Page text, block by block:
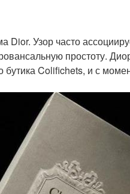
Узор часто
простоту.
бутика Colifichets, и с